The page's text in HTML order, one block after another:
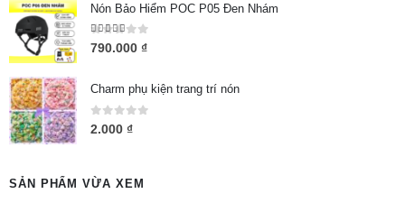
Nón Bảo Hiểm POC P05 Đen Nhám
5.00 out of 5
790.000 ₫
Charm phụ kiện trang trí nón
0 out of 5
2.000 ₫
SẢN PHẨM VỪA XEM